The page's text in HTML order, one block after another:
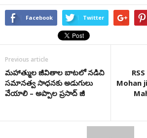
Facebook Twitter
Previous article
మహాత్ముల జీవితాల బాటలో నడిచి
సమానత్వ సాధనకు అడుగులు
వేయాలి – అప్పాల ప్రసాద్ జీ
Mohan